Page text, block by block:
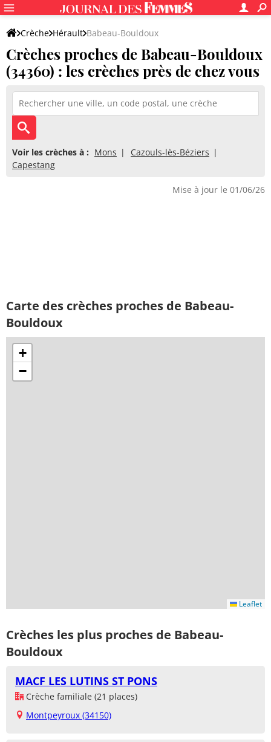
Crèche Hérault Babeau-Bouldoux
Crèches proches de Babeau-Bouldoux
(34360) : les crèches près de chez vous
Voir les crèches à : Mons
Cazouls-lès-Béziers
Capestang
Mise à jour le 01/06/26
Carte des crèches proches de Babeau-
Bouldoux
+
−
Leaflet
Crèches les plus proches de Babeau-
Bouldoux
MACF LES LUTINS ST PONS
Crèche familiale (21 places)
Montpeyroux (34150)